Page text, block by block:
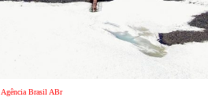
Agência Brasil ABr